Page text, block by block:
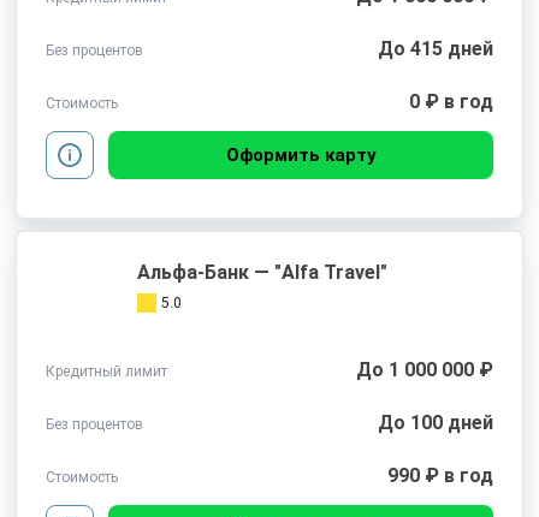
Без процентов До 415 дней
Стоимость 0 ₽ в год
Оформить карту
Альфа-Банк — "Alfa Travel"
5.0
Кредитный лимит До 1 000 000 ₽
Без процентов До 100 дней
Стоимость 990 ₽ в год